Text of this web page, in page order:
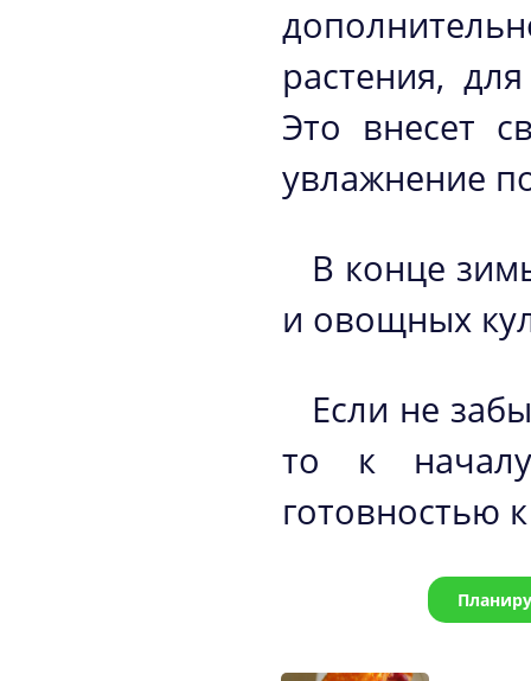
растения,
Это внесет
увлажнение
В конце
и овощных
Если не
то к
готовностью